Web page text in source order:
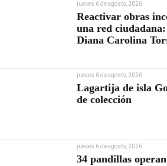
jueves 6 de agosto, 2026
Reactivar obras
una red
Diana Carolina
jueves 6 de agosto, 2026
Lagartija de isla
de colección
jueves 6 de agosto, 2026
34 pandillas